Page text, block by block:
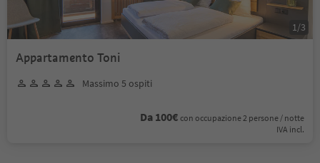
Appartamento Toni
Massimo 5 ospiti
Da 100€ con occupazione 2 persone / notte
IVA incl.
1 /3